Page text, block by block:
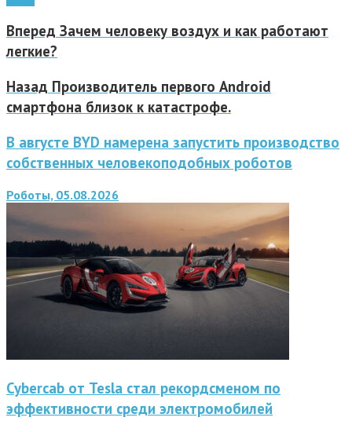
Вперед Зачем человеку воздух и как работают
легкие?
Назад Производитель первого Android
смартфона близок к катастрофе.
В августе BYD намерена запустить производство
собственных человекоподобных роботов
Роботы, 05.08.2026
Cybercab от Tesla стал рекордсменом по
эффективности среди электромобилей